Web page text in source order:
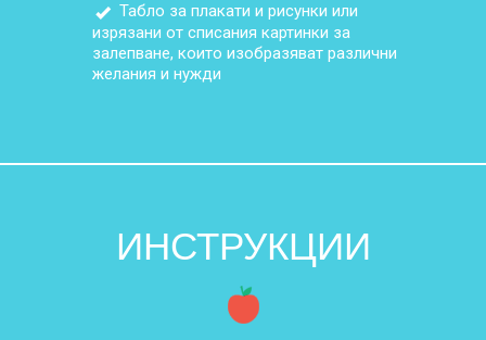
Табло за плакати и рисунки или
изрязани от списания картинки за
залепване, които изобразяват различни
желания и нужди
ИНСТРУКЦИИ